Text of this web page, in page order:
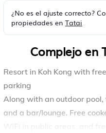
¿No es el ajuste correcto?
propiedades en Tatai
Complejo en
Resort in Koh Kong with
parking
Along with an outdoor
and a bar/lounge. Free
WiFi in public areas, and